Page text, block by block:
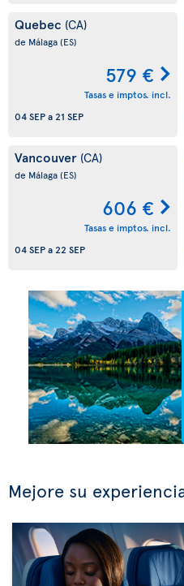
Quebec (CA)
de Málaga(ES)
579 €
Tasas e imptos. incl.
04 SEPa21 SEP
Vancouver (CA)
de Málaga(ES)
606 €
Tasas e imptos. incl.
04 SEPa22 SEP
Mejore su